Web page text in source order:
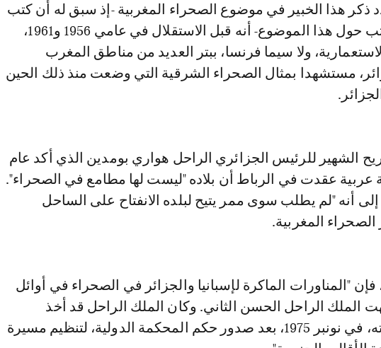
ذكر هذا الخبير في موضوع الصحراء المغربية -إذ سبق له أن كتب
العديد من الكتب حول هذا الموضوع- أنه قبل الاستقلال في عامي 1956 و1961،
ولا سيما فرنسا، ببتر العديد من مناطق المغرب
مستشهدا بمثال الصحراء الشرقية التي وضعت منذ ذلك الحين
الشهير للرئيس الجزائري الراحل هواري بومدين الذي أكد عام
قمة عربية عقدت في الرباط أن بلاده "ليست لها مطامع في الصحراء".
أنه "لم يطلب سوى ممر يتيح لبلده الانفتاح على الساحل
المغربية.
"المناورات الماكرة لإسبانيا والجزائر في الصحراء في أوائل
الملك الراحل الحسن الثاني. وكان الملك الراحل قد أخذ
المبادرة بدعوته، في نونبر 1975، بعد صدور حكم المحكمة الدولية، لتنظيم مسيرة